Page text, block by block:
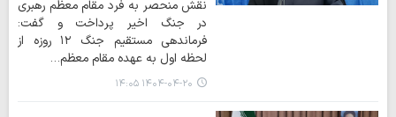
نقش منحصر به فرد مقام معظم رهبری
در جنگ اخیر پرداخت و گفت:
فرماندهی مستقیم جنگ ۱۲ روزه از
لحظه اول به عهده مقام معظم…
۱۴۰۴-۰۴-۲۰ ۱۴:۰۵